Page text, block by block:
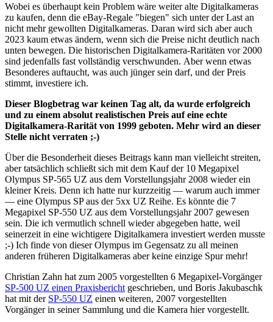
Wobei es überhaupt kein Problem wäre weiter alte Digitalkameras
zu kaufen, denn die eBay-Regale "biegen" sich unter der Last an
nicht mehr gewollten Digitalkameras. Daran wird sich aber auch
2023 kaum etwas ändern, wenn sich die Preise nicht deutlich nach
unten bewegen. Die historischen Digitalkamera-Raritäten vor 2000
sind jedenfalls fast vollständig verschwunden. Aber wenn etwas
Besonderes auftaucht, was auch jünger sein darf, und der Preis
stimmt, investiere ich.
Dieser Blogbetrag war keinen Tag alt, da wurde erfolgreich
und zu einem absolut realistischen Preis auf eine echte
Digitalkamera-Rarität von 1999 geboten. Mehr wird an dieser
Stelle nicht verraten ;-)
Über die Besonderheit dieses Beitrags kann man vielleicht streiten,
aber tatsächlich schließt sich mit dem Kauf der 10 Megapixel
Olympus SP-565 UZ aus dem Vorstellungsjahr 2008 wieder ein
kleiner Kreis. Denn ich hatte nur kurzzeitig — warum auch immer
— eine Olympus SP aus der 5xx UZ Reihe. Es könnte die 7
Megapixel SP-550 UZ aus dem Vorstellungsjahr 2007 gewesen
sein. Die ich vermutlich schnell wieder abgegeben hatte, weil
seinerzeit in eine wichtigere Digitalkamera investiert werden musste
;-) Ich finde von dieser Olympus im Gegensatz zu all meinen
anderen früheren Digitalkameras aber keine einzige Spur mehr!
Christian Zahn hat zum 2005 vorgestellten 6 Megapixel-Vorgänger
SP-500 UZ einen Praxisbericht geschrieben, und Boris Jakubaschk
hat mit der SP-550 UZ einen weiteren, 2007 vorgestellten
Vorgänger in seiner Sammlung und die Kamera hier vorgestellt.